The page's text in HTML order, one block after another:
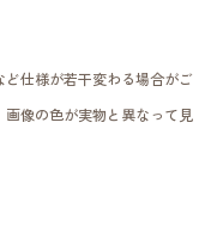
仕様が若干変わる場合がご
像の色が実物と異なって見